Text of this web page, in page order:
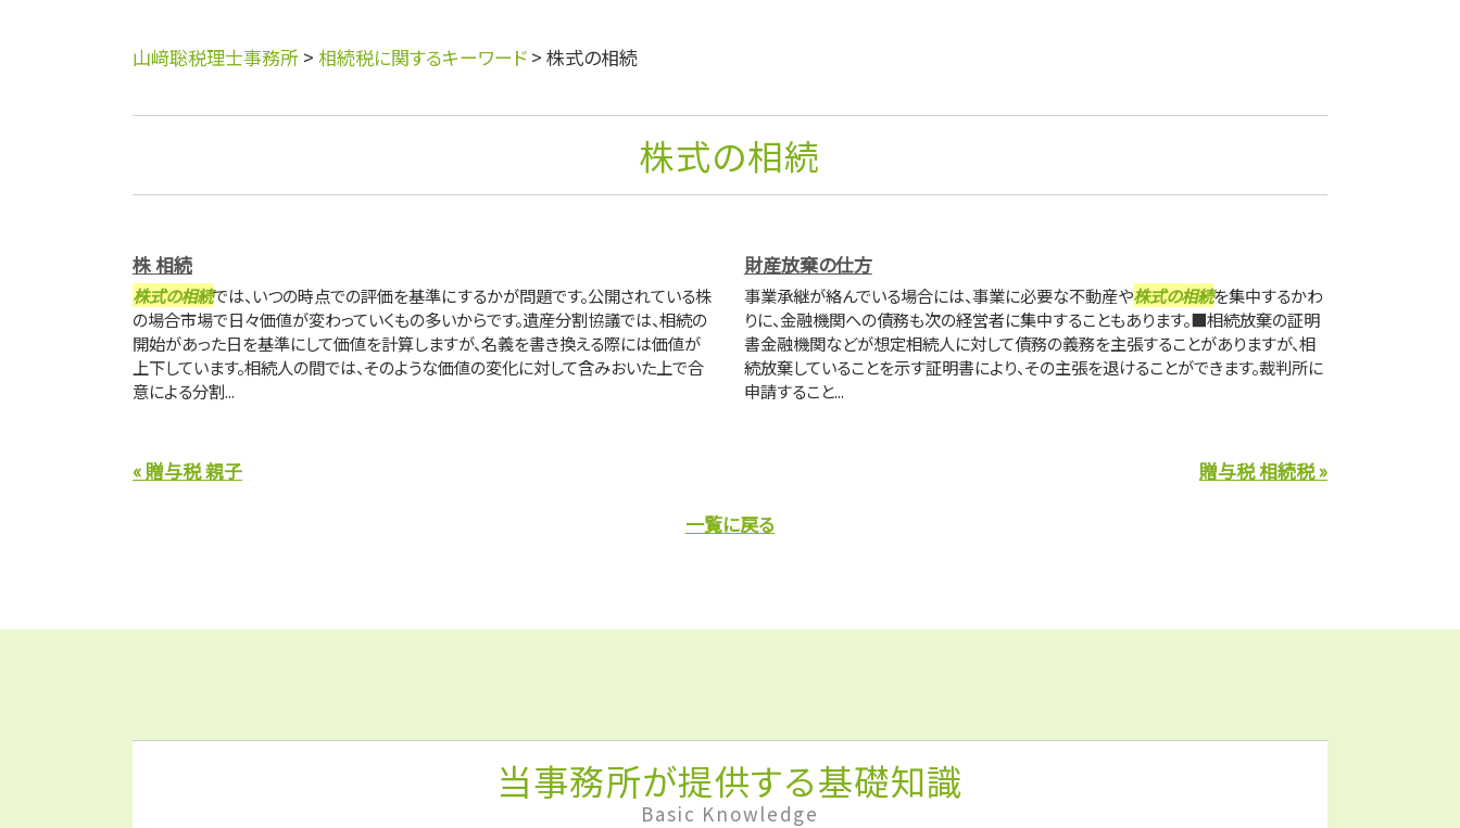
山﨑聡税理士事務所 > 相続税に関するキーワード > 株式の相続
株式の相続
株 相続
株式の相続では、いつの時点での評価を基準にするかが問題です。公開されている株
の場合市場で日々価値が変わっていくもの多いからです。遺産分割協議では、相続の
開始があった日を基準にして価値を計算しますが、名義を書き換える際には価値が
上下しています。相続人の間では、そのような価値の変化に対して含みおいた上で合
意による分割...
財産放棄の仕方
事業承継が絡んでいる場合には、事業に必要な不動産や株式の相続を集中するかわ
りに、金融機関への債務も次の経営者に集中することもあります。■相続放棄の証明
書金融機関などが想定相続人に対して債務の義務を主張することがありますが、相
続放棄していることを示す証明書により、その主張を退けることができます。裁判所に
申請すること...
« 贈与税 親子
贈与税 相続税 »
一覧に戻る
当事務所が提供する基礎知識
Basic Knowledge